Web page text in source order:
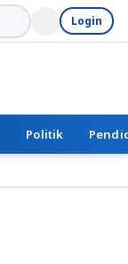
Login
Politik